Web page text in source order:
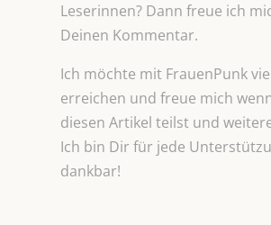
Leserinnen? Dann freue ich
Deinen Kommentar.
Ich möchte mit FrauenPunk
erreichen und freue mich
diesen Artikel teilst und
Ich bin Dir für jede
dankbar!